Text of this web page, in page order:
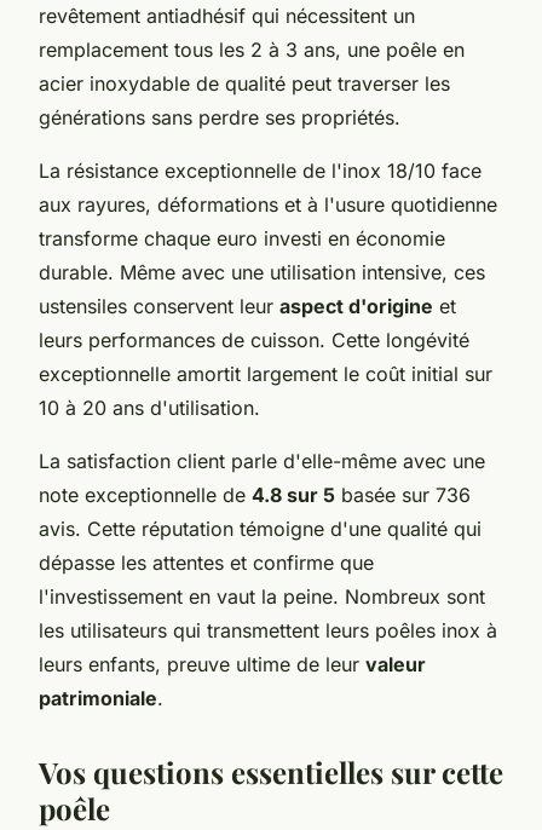
revêtement antiadhésif qui nécessitent un
remplacement tous les 2 à 3 ans, une poêle en
acier inoxydable de qualité peut traverser les
générations sans perdre ses propriétés.
La résistance exceptionnelle de l'inox 18/10 face
aux rayures, déformations et à l'usure quotidienne
transforme chaque euro investi en économie
durable. Même avec une utilisation intensive, ces
ustensiles conservent leur aspect d'origine et
leurs performances de cuisson. Cette longévité
exceptionnelle amortit largement le coût initial sur
10 à 20 ans d'utilisation.
La satisfaction client parle d'elle-même avec une
note exceptionnelle de 4.8 sur 5 basée sur 736
avis. Cette réputation témoigne d'une qualité qui
dépasse les attentes et confirme que
l'investissement en vaut la peine. Nombreux sont
les utilisateurs qui transmettent leurs poêles inox à
leurs enfants, preuve ultime de leur valeur
patrimoniale.
Vos questions essentielles sur cette
poêle